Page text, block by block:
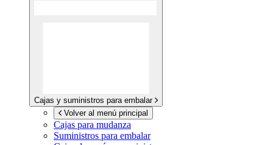
Cajas y suministros para embalar
Volver al menú principal
Cajas para mudanza
Suministros para embalar